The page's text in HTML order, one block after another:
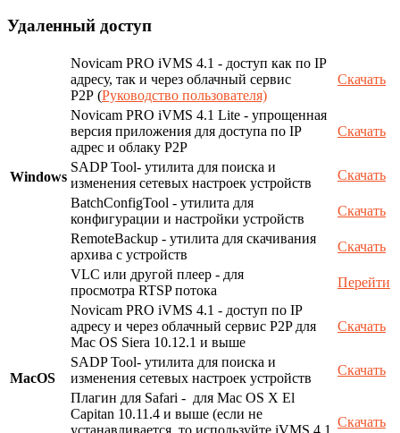
Удаленный доступ
Windows
Novicam PRO iVMS 4.1 - доступ как по IP
адресу, так и через облачный сервис
P2P (Руководство пользователя)
Скачать
Novicam PRO iVMS 4.1 Lite - упрощенная
версия приложения для доступа по IP
адрес и облаку P2P
Скачать
SADP Tool- утилита для поиска и
изменения сетевых настроек устройств
Скачать
BatchConfigTool - утилита для
конфигурации и настройки устройств
Скачать
RemoteBackup - утилита для скачивания
архива с устройств
Скачать
VLC или другой плеер - для
просмотра RTSP потока
Перейти
MacOS
Novicam PRO iVMS 4.1 - доступ по IP
адресу и через облачный сервис P2P для
Mac OS Siera 10.12.1 и выше
Скачать
SADP Tool- утилита для поиска и
изменения сетевых настроек устройств
Скачать
Плагин для Safari - для Mac OS X El
Capitan 10.11.4 и выше (если не
Скачать